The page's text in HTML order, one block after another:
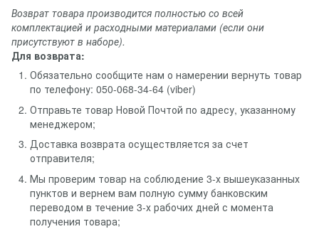
Возврат товара производится полностью со всей
комплектацией и расходными материалами (если они
присутствуют в наборе).
Для возврата:
Обязательно сообщите нам о намерении вернуть товар
по телефону: 050-068-34-64 (viber)
Отправьте товар Новой Почтой по адресу, указанному
менеджером;
Доставка возврата осуществляется за счет
отправителя;
Мы проверим товар на соблюдение 3-х вышеуказанных
пунктов и вернем вам полную сумму банковским
переводом в течение 3-х рабочих дней с момента
получения товара;